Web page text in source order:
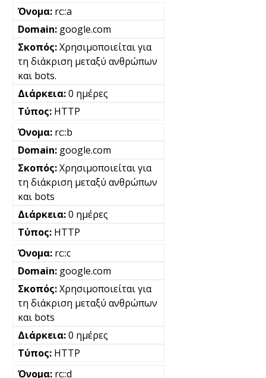
rc::a
google.com
Χρησιμοποιείται για
τη διάκριση μεταξύ ανθρώπων
και bots.
0 ημέρες
HTTP
rc::b
google.com
Χρησιμοποιείται για
τη διάκριση μεταξύ ανθρώπων
και bots
0 ημέρες
HTTP
rc::c
google.com
Χρησιμοποιείται για
τη διάκριση μεταξύ ανθρώπων
και bots
0 ημέρες
HTTP
rc::d